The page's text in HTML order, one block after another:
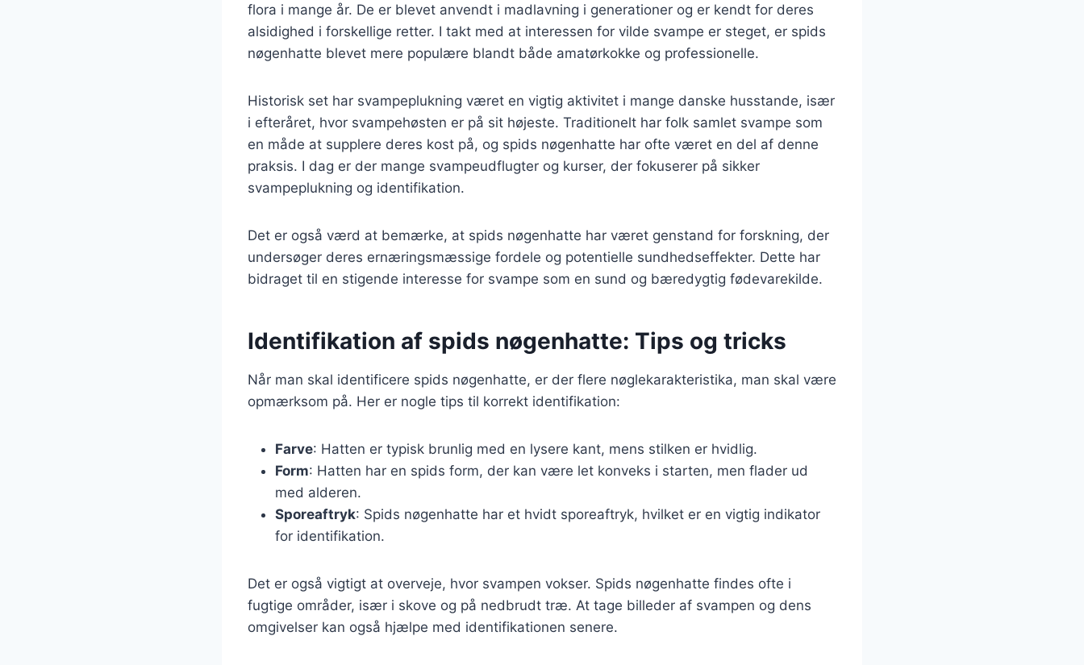
flora i mange år. De er blevet anvendt i madlavning i generationer og er kendt for deres
alsidighed i forskellige retter. I takt med at interessen for vilde svampe er steget, er spids
nøgenhatte blevet mere populære blandt både amatørkokke og professionelle.
Historisk set har svampeplukning været en vigtig aktivitet i mange danske husstande, især
i efteråret, hvor svampehøsten er på sit højeste. Traditionelt har folk samlet svampe som
en måde at supplere deres kost på, og spids nøgenhatte har ofte været en del af denne
praksis. I dag er der mange svampeudflugter og kurser, der fokuserer på sikker
svampeplukning og identifikation.
Det er også værd at bemærke, at spids nøgenhatte har været genstand for forskning, der
undersøger deres ernæringsmæssige fordele og potentielle sundhedseffekter. Dette har
bidraget til en stigende interesse for svampe som en sund og bæredygtig fødevarekilde.
Identifikation af spids nøgenhatte: Tips og tricks
Når man skal identificere spids nøgenhatte, er der flere nøglekarakteristika, man skal være
opmærksom på. Her er nogle tips til korrekt identifikation:
Farve: Hatten er typisk brunlig med en lysere kant, mens stilken er hvidlig.
Form: Hatten har en spids form, der kan være let konveks i starten, men flader ud
med alderen.
Sporeaftryk: Spids nøgenhatte har et hvidt sporeaftryk, hvilket er en vigtig indikator
for identifikation.
Det er også vigtigt at overveje, hvor svampen vokser. Spids nøgenhatte findes ofte i
fugtige områder, især i skove og på nedbrudt træ. At tage billeder af svampen og dens
omgivelser kan også hjælpe med identifikationen senere.